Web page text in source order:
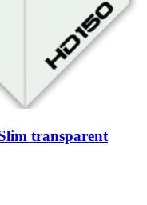
transparent